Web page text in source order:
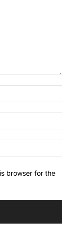
browser for the